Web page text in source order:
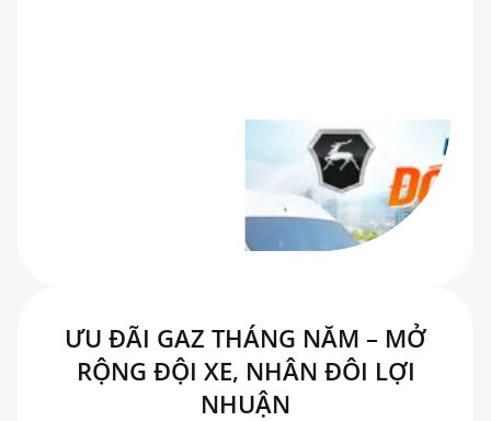
ƯU ĐÃI GAZ THÁNG NĂM – MỞ
RỘNG ĐỘI XE, NHÂN ĐÔI LỢI
NHUẬN